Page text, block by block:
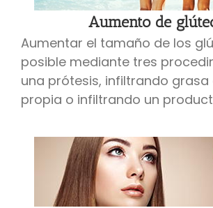
Aumento de
Aumentar el tamaño de los
posible mediante tres
una prótesis, infiltrando
propia o infiltrando un